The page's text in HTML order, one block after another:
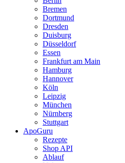
Bremen
Dortmund
Dresden
Duisburg
Düsseldorf
Essen
Frankfurt am Main
Hamburg
Hannover
Köln
Leipzig
München
Nürnberg
Stuttgart
ApoGuru
Rezepte
Shop API
Ablauf